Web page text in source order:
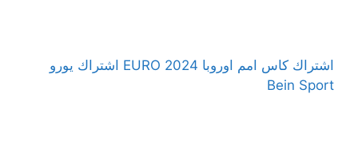
اشتراك كاس امم اوروبا 2024 EURO اشتراك يورو
Bein Sport